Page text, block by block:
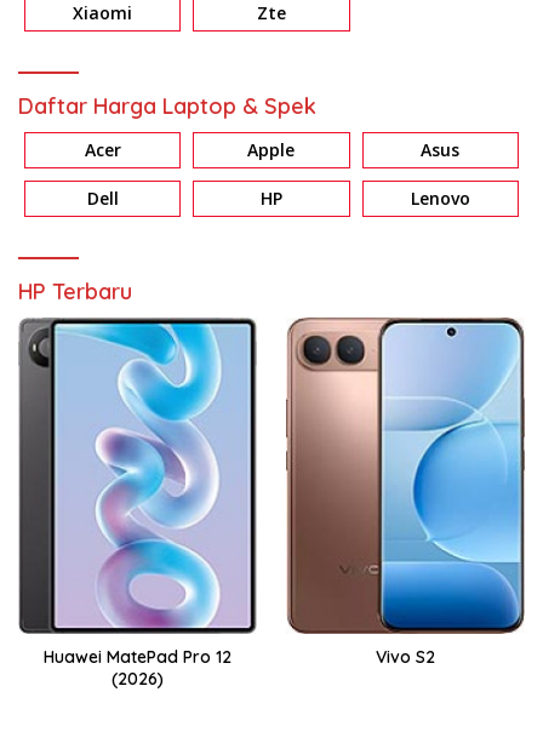
Xiaomi Zte
Daftar Harga Laptop & Spek
Acer Apple Asus
Dell HP Lenovo
HP Terbaru
Huawei MatePad Pro 12
(2026)
Vivo S2